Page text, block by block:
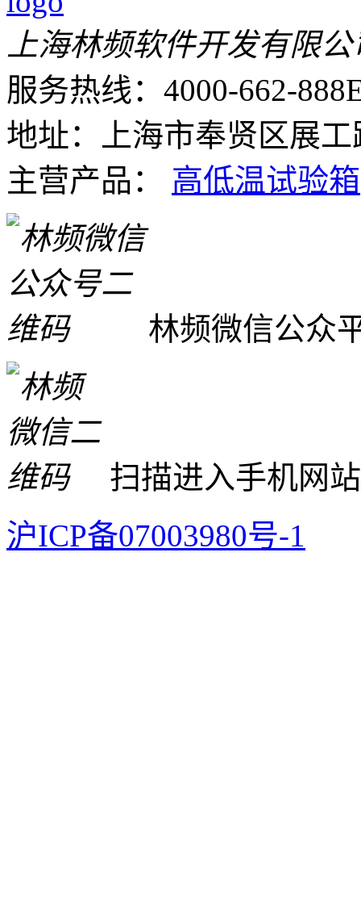
上海林频软件开发有限公
服务热线：4000-662-888
地址：上海市奉贤区展工
主营产品： 高低温试验箱
林频微信公众
扫描进入手机网
沪ICP备07003980号-1